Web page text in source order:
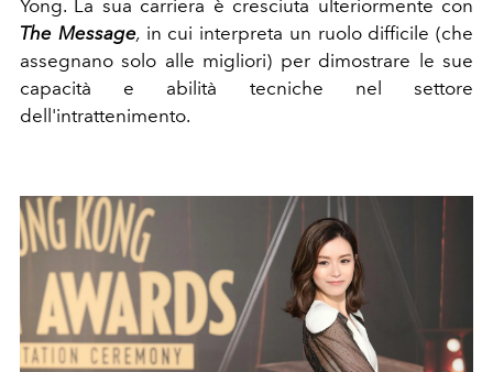
Yong. La sua carriera è cresciuta ulteriormente con
The Message, in cui interpreta un ruolo difficile (che
assegnano solo alle migliori) per dimostrare le sue
capacità e abilità tecniche nel settore
dell'intrattenimento.